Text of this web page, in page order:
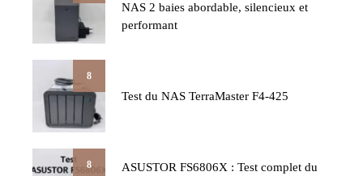
NAS 2 baies abordable, silencieux et
performant
8
Test du NAS TerraMaster F4-425
8
ASUSTOR FS6806X : Test complet du